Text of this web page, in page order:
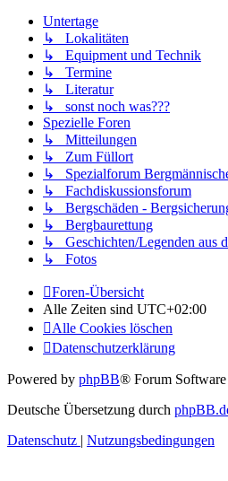
Untertage
↳ Lokalitäten
↳ Equipment und Technik
↳ Termine
↳ Literatur
↳ sonst noch was???
Spezielle Foren
↳ Mitteilungen
↳ Zum Füllort
↳ Spezialforum
↳ Fachdiskussionsforum
↳ Bergschäden -
↳ Bergbaurettung
↳ Geschichten/Legenden aus
↳ Fotos
Foren-Übersicht
Alle Zeiten sind UTC+02:00
Alle Cookies löschen
Datenschutzerklärung
Powered by phpBB® Forum
Deutsche Übersetzung durch
Datenschutz | Nutzungsbedingungen